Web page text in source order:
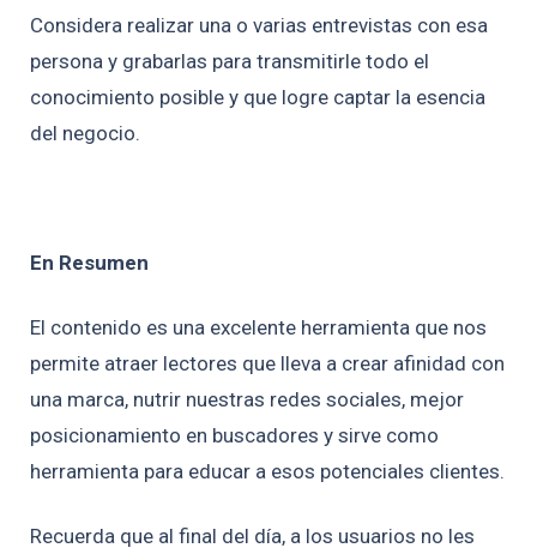
Considera realizar una o varias entrevistas con esa
persona y grabarlas para transmitirle todo el
conocimiento posible y que logre captar la esencia
del negocio.
En Resumen
El contenido es una excelente herramienta que nos
permite atraer lectores que lleva a crear afinidad con
una marca, nutrir nuestras redes sociales, mejor
posicionamiento en buscadores y sirve como
herramienta para educar a esos potenciales clientes.
Recuerda que al final del día, a los usuarios no les